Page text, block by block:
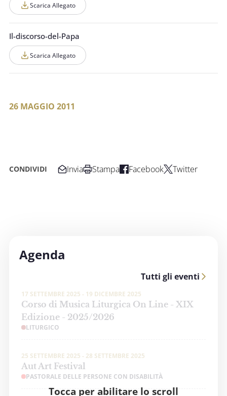
Scarica Allegato
Il-discorso-del-Papa
Scarica Allegato
26 MAGGIO 2011
CONDIVIDI Invia Stampa Facebook Twitter
Agenda
Tutti gli eventi
Tocca per abilitare lo scroll
17 SETTEMBRE 2025 - 19 DICEMBRE 2025
Corso di Musica Liturgica On Line - XIX
Edizione - 2025/2026
LITURGICO
25 SETTEMBRE 2025 - 28 SETTEMBRE 2025
Aut Art Festival
PASTORALE DELLE PERSONE CON DISABILITÀ